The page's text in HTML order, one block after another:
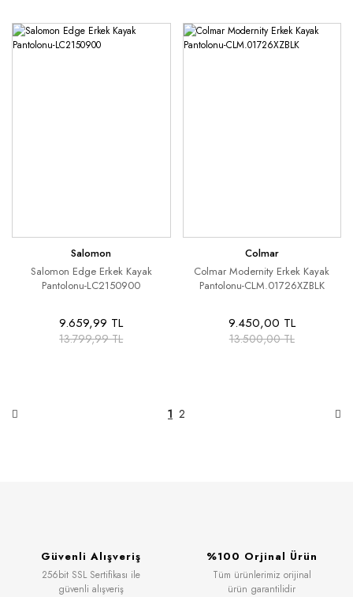
Salomon
Salomon Edge Erkek Kayak
Pantolonu-LC2150900
9.659,99 TL
13.799,99 TL
Colmar
Colmar Modernity Erkek Kayak
Pantolonu-CLM.01726XZBLK
9.450,00 TL
13.500,00 TL
1 2
Güvenli Alışveriş
256bit SSL Sertifikası ile
güvenli alışveriş
%100 Orjinal Ürün
Tüm ürünlerimiz orijinal
ürün garantilidir